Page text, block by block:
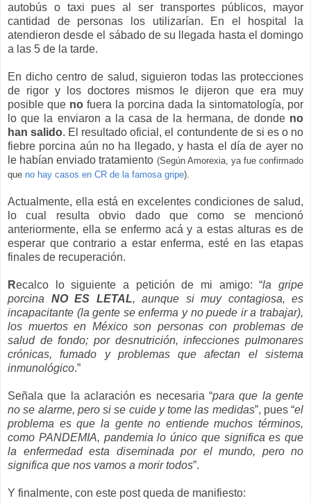
autobús o taxi pues al ser transportes públicos, mayor
cantidad de personas los utilizarían. En el hospital la
atendieron desde el sábado de su llegada hasta el domingo
a las 5 de la tarde.
En dicho centro de salud, siguieron todas las protecciones
de rigor y los doctores mismos le dijeron que era muy
posible que no fuera la porcina dada la sintomatología, por
lo que la enviaron a la casa de la hermana, de donde no
han salido. El resultado oficial, el contundente de si es o no
fiebre porcina aún no ha llegado, y hasta el día de ayer no
le habían enviado tratamiento (Según Amorexia, ya fue confirmado
que no hay casos en CR de la famosa gripe).
Actualmente, ella está en excelentes condiciones de salud,
lo cual resulta obvio dado que como se mencionó
anteriormente, ella se enfermo acá y a estas alturas es de
esperar que contrario a estar enferma, esté en las etapas
finales de recuperación.
Recalco lo siguiente a petición de mi amigo: “la gripe
porcina NO ES LETAL, aunque si muy contagiosa, es
incapacitante (la gente se enferma y no puede ir a trabajar),
los muertos en México son personas con problemas de
salud de fondo; por desnutrición, infecciones pulmonares
crónicas, fumado y problemas que afectan el sistema
inmunológico.”
Señala que la aclaración es necesaria “para que la gente
no se alarme, pero si se cuide y tome las medidas”, pues “el
problema es que la gente no entiende muchos términos,
como PANDEMIA, pandemia lo único que significa es que
la enfermedad esta diseminada por el mundo, pero no
significa que nos vamos a morir todos”.
Y finalmente, con este post queda de manifiesto: